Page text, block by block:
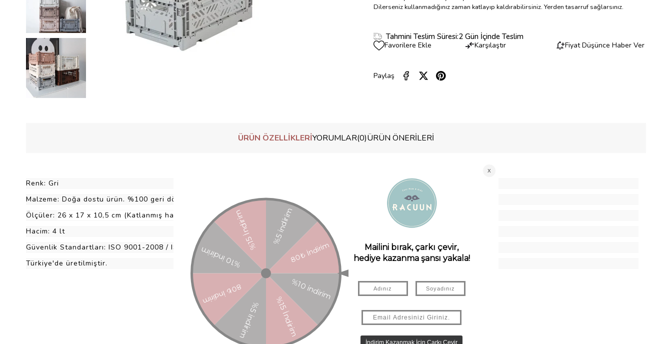
Dilerseniz kullanmadığınız zaman katlayıp kaldırabilirsiniz. Yerden tasarruf sağlarsınız.
Tahmini Teslim Süresi:2 Gün İçinde Teslim
Favorilere Ekle Karşılaştır Fiyat Düşünce Haber Ver
Paylaş
ÜRÜN ÖZELLIKLERIYORUMLAR(0)ÜRÜN ÖNERILERI
Renk: Gri
Malzeme: Doğa dostu ürün. %100 geri dönüşümlü plastikten üretilmiştir.
Ölçüler: 26 x 17 x 10,5 cm (Katlanmış hali 26 x 17 x 3 cm)
Hacim: 4 lt
Güvenlik Standartları: ISO 9001-2008 / ISO 14001 / OHSAS 18001 / ISO 22000
Türkiye'de üretilmiştir.